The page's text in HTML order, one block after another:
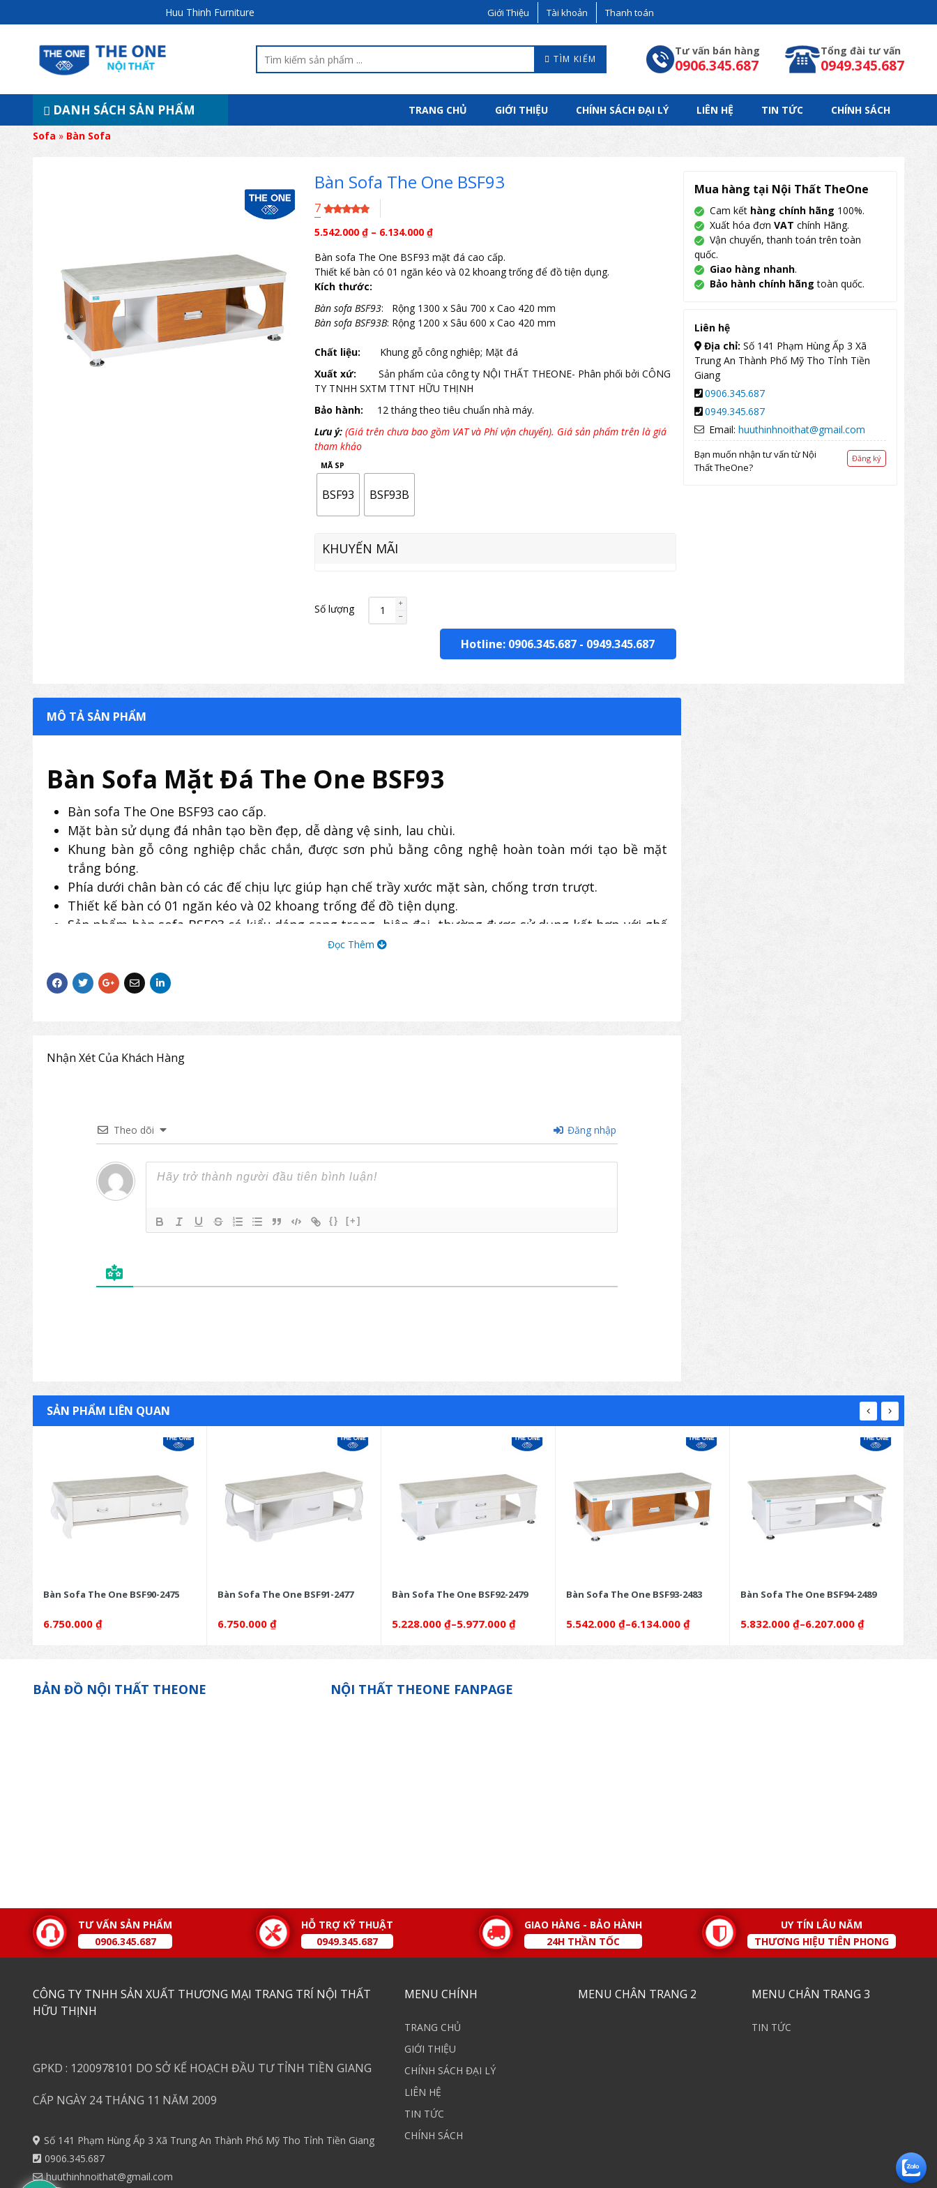
Huu Thinh Furniture Giới Thiệu Tài khoản Thanh toán
TÌM KIẾM
Tư vấn bán hàng
0906.345.687
Tổng đài tư vấn
0949.345.687
DANH SÁCH SẢN PHẨM TRANG CHỦ GIỚI THIỆU CHÍNH SÁCH ĐẠI LÝ LIÊN HỆ TIN TỨC
CHÍNH SÁCH
Sofa » Bàn Sofa
Bàn Sofa The One BSF93
7
5.542.000₫ – 6.134.000₫
Bàn sofa The One BSF93 mặt đá cao cấp.
Thiết kế bàn có 01 ngăn kéo và 02 khoang trống để đồ tiện dụng.
Kích thước:
Bàn sofa BSF93: Rộng 1300 x Sâu 700 x Cao 420 mm
Bàn sofa BSF93B: Rộng 1200 x Sâu 600 x Cao 420 mm
Chất liệu:
Khung gỗ công nghiêp; Mặt đá
Xuất xứ:
Sản phẩm của công ty NỘI THẤT THEONE- Phân phối bởi CÔNG
TY TNHH SXTM TTNT HỮU THỊNH
Bảo hành:
12 tháng theo tiêu chuẩn nhà máy.
Lưu ý: (Giá trên chưa bao gồm VAT và Phí vận chuyển). Giá sản phẩm trên là giá
tham khảo
MÃ SP
BSF93 BSF93B
KHUYẾN MÃI
Số lượng
Hotline: 0906.345.687 - 0949.345.687
Mua hàng tại Nội Thất TheOne
Cam kết hàng chính hãng 100%.
Xuất hóa đơn VAT chính Hãng.
Vận chuyển, thanh toán trên toàn
quốc.
Giao hàng nhanh.
Bảo hành chính hãng toàn quốc.
Liên hệ
Địa chỉ: Số 141 Phạm Hùng Ấp 3 Xã
Trung An Thành Phố Mỹ Tho Tỉnh Tiền
Giang
0906.345.687
0949.345.687
Email: huuthinhnoithat@gmail.com
Bạn muốn nhận tư vấn từ Nội
Thất TheOne?
Đăng ký
MÔ TẢ SẢN PHẨM
Bàn Sofa Mặt Đá The One BSF93
Bàn sofa The One BSF93 cao cấp.
Mặt bàn sử dụng đá nhân tạo bền đẹp, dễ dàng vệ sinh, lau chùi.
Khung bàn gỗ công nghiệp chắc chắn, được sơn phủ bằng công nghệ hoàn toàn mới tạo bề mặt
trắng bóng.
Phía dưới chân bàn có các đế chịu lực giúp hạn chế trầy xước mặt sàn, chống trơn trượt.
Thiết kế bàn có 01 ngăn kéo và 02 khoang trống để đồ tiện dụng.
Sản phẩm bàn sofa BSF93 có kiểu dáng sang trọng, hiện đại, thường được sử dụng kết hợp với ghế
sofa The One cho không gian phòng khách gia đình, văn phòng,…
*Lưu ý:Giá bán sản phẩm khác nhau tùy thuộc vào
Đọc Thêm
Nhận Xét Của Khách Hàng
Theo dõi Đăng nhập
{} [+]
SẢN PHẨM LIÊN QUAN
Bàn Sofa The One BSF90-2475
6.750.000 ₫
Bàn Sofa The One BSF91-2477
6.750.000 ₫
Bàn Sofa The One BSF92-2479
5.228.000 ₫–5.977.000 ₫
Bàn Sofa The One BSF93-2483
5.542.000 ₫–6.134.000 ₫
Bàn Sofa The One BSF94-2489
5.832.000 ₫–6.207.000 ₫
BẢN ĐỒ NỘI THẤT THEONE NỘI THẤT THEONE FANPAGE
TƯ VẤN SẢN PHẨM
0906.345.687
HỖ TRỢ KỸ THUẬT
0949.345.687
GIAO HÀNG - BẢO HÀNH
24H THẦN TỐC
UY TÍN LÂU NĂM
THƯƠNG HIỆU TIÊN PHONG
CÔNG TY TNHH SẢN XUẤT THƯƠNG MẠI TRANG TRÍ NỘI THẤT
HỮU THỊNH
GPKD : 1200978101 DO SỞ KẾ HOẠCH ĐẦU TƯ TỈNH TIỀN GIANG
CẤP NGÀY 24 THÁNG 11 NĂM 2009
Số 141 Phạm Hùng Ấp 3 Xã Trung An Thành Phố Mỹ Tho Tỉnh Tiền Giang
0906.345.687
huuthinhnoithat@gmail.com
MENU CHÍNH
TRANG CHỦ
GIỚI THIỆU
CHÍNH SÁCH ĐẠI LÝ
LIÊN HỆ
TIN TỨC
CHÍNH SÁCH
MENU CHÂN TRANG 2 MENU CHÂN TRANG 3
TIN TỨC